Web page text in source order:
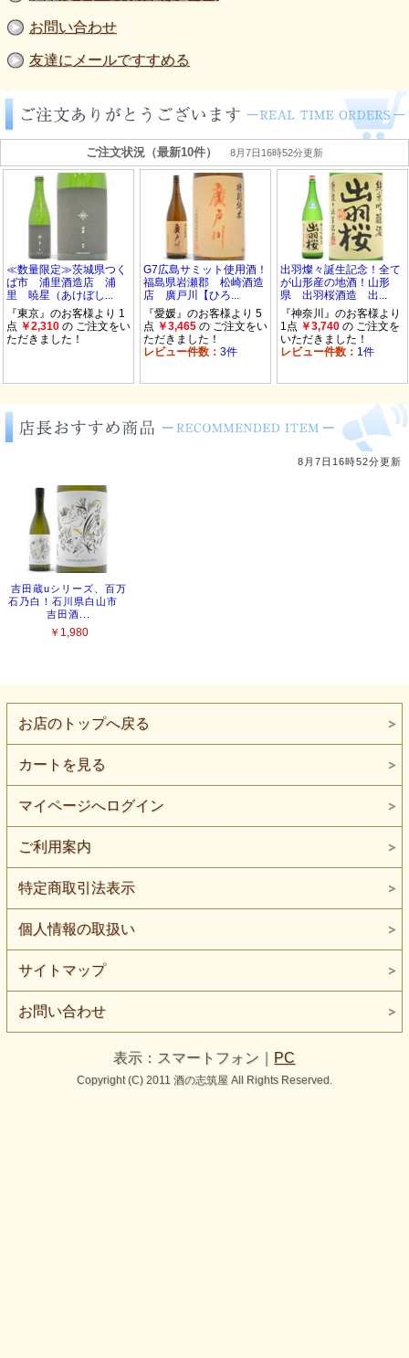
お問い合わせ
友達にメールですすめる
お店のトップへ戻る
カートを見る
マイページへログイン
ご利用案内
特定商取引法表示
個人情報の取扱い
サイトマップ
お問い合わせ
表示：スマートフォン｜ PC
Copyright (C) 2011 酒の志筑屋 All Rights Reserved.